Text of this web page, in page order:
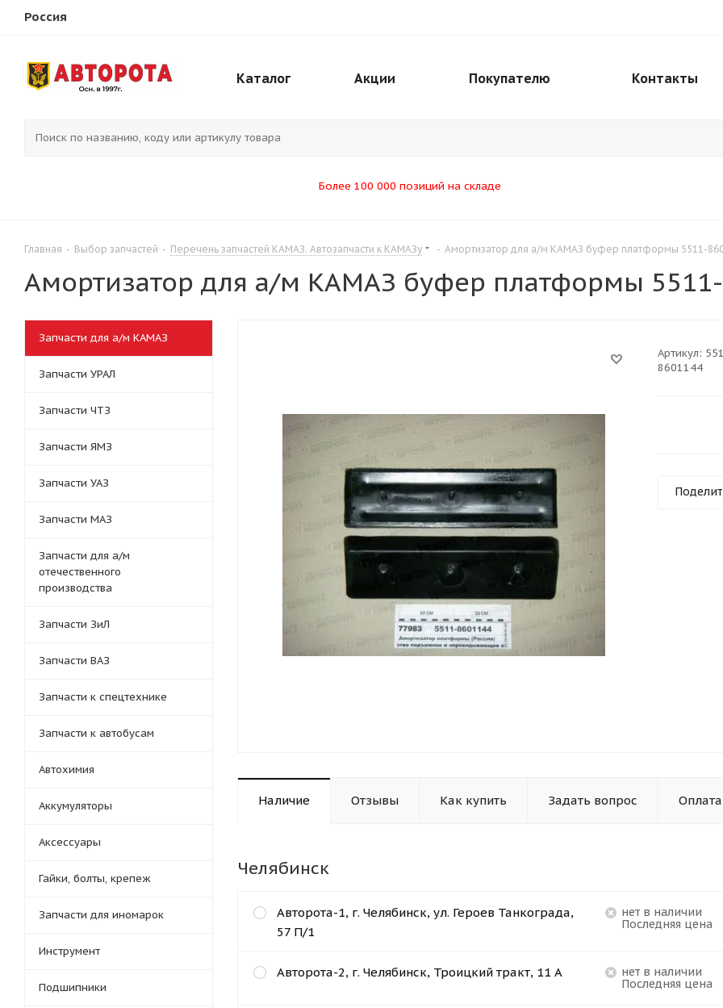
Россия
Каталог Акции Покупателю Контакты
Более 100 000 позиций на складе
Главная - Выбор запчастей - Перечень запчастей КАМАЗ. Автозапчасти к КАМАЗу - Амортизатор для а/м КАМАЗ буфер платформы 5511-
Амортизатор для а/м КАМАЗ буфер платформы
Артикул:
8601144
Наличие Отзывы Как купить Задать вопрос Оплата
Челябинск
Нет в наличии
Последняя цена
Авторота-1, г. Челябинск, ул. Героев Танкограда,
57 П/1
Нет в наличии
Последняя цена
Авторота-2, г. Челябинск, Троицкий тракт, 11 А
Запчасти для а/м КАМАЗ
Запчасти УРАЛ
Запчасти ЧТЗ
Запчасти ЯМЗ
Запчасти УАЗ
Запчасти МАЗ
Запчасти для а/м
отечественного
производства
Запчасти ЗиЛ
Запчасти ВАЗ
Запчасти к спецтехнике
Запчасти к автобусам
Автохимия
Аккумуляторы
Аксессуары
Гайки, болты, крепеж
Запчасти для иномарок
Инструмент
Подшипники